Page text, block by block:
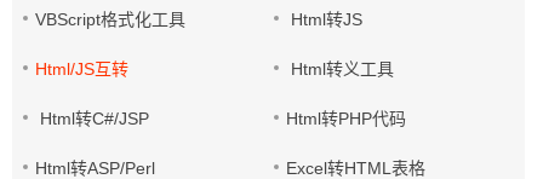
VBScript格式化工具 Html转JS
Html/JS互转 Html转义工具
Html转C#/JSP Html转PHP代码
Html转ASP/Perl Excel转HTML表格